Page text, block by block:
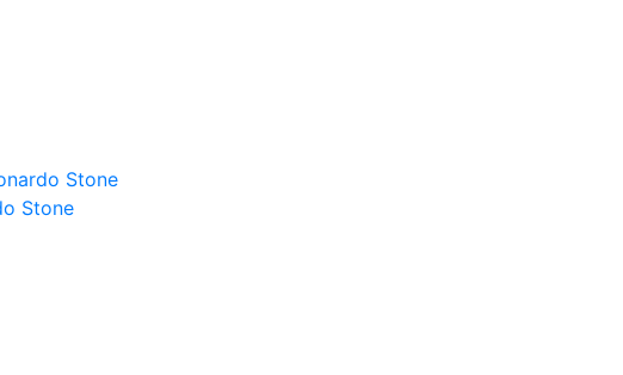
Stone
Stone